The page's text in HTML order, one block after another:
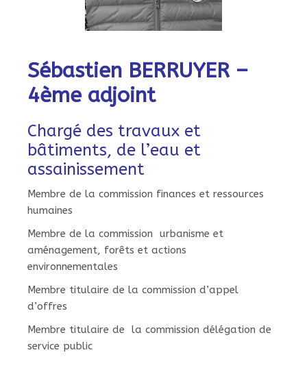
Sébastien BERRUYER –
4ème adjoint
Chargé des travaux et
bâtiments, de l’eau et
assainissement
Membre de la commission finances et ressources
humaines
Membre de la commission urbanisme et
aménagement, forêts et actions
environnementales
Membre titulaire de la commission d’appel
d’offres
Membre titulaire de la commission délégation de
service public